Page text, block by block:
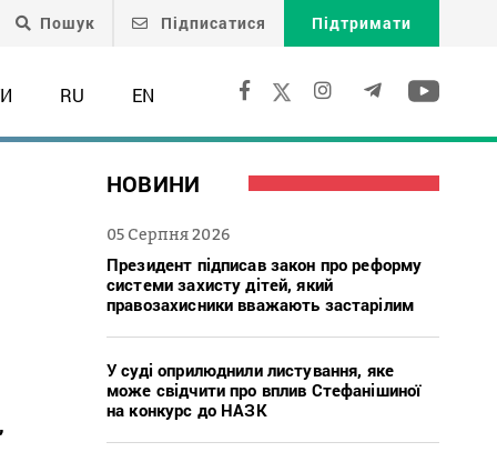
Пошук Підписатися Підтримати
RU EN
НОВИНИ
05 Серпня 2026
Президент підписав закон про реформу
системи захисту дітей, який
правозахисники вважають застарілим
У суді оприлюднили листування, яке
може свідчити про вплив Стефанішиної
на конкурс до НАЗК